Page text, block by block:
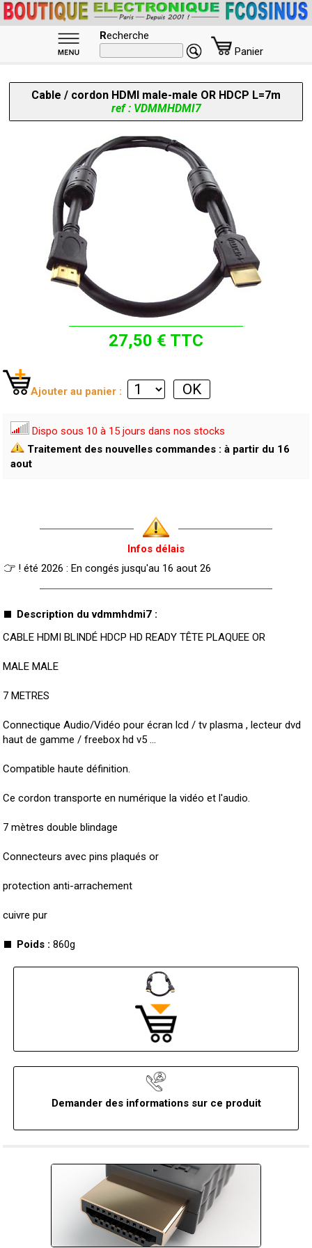
Recherche
Panier
Cable / cordon HDMI male-male OR HDCP L=7m
ref : VDMMHDMI7
27,50 € TTC
Ajouter au panier :
Dispo sous 10 à 15 jours dans nos stocks
Traitement des nouvelles commandes : à partir du 16
aout
Infos délais
! été 2026 : En congés jusqu'au 16 aout 26
Description du vdmmhdmi7 :
CABLE HDMI BLINDÉ HDCP HD READY TÊTE PLAQUEE OR
MALE MALE
7 METRES
Connectique Audio/Vidéo pour écran lcd / tv plasma , lecteur dvd
haut de gamme / freebox hd v5 ...
Compatible haute définition.
Ce cordon transporte en numérique la vidéo et l'audio.
7 mètres double blindage
Connecteurs avec pins plaqués or
protection anti-arrachement
cuivre pur
Poids : 860g
Demander des informations sur ce produit